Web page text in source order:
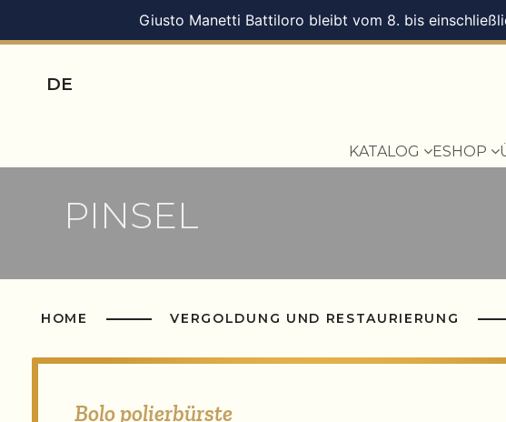
Giusto Manetti Battiloro bleibt vom 8. bis
DE
KATALOG ESHOP
PINSEL
HOME VERGOLDUNG UND RESTAURIERUNG
Bolo polierbürste